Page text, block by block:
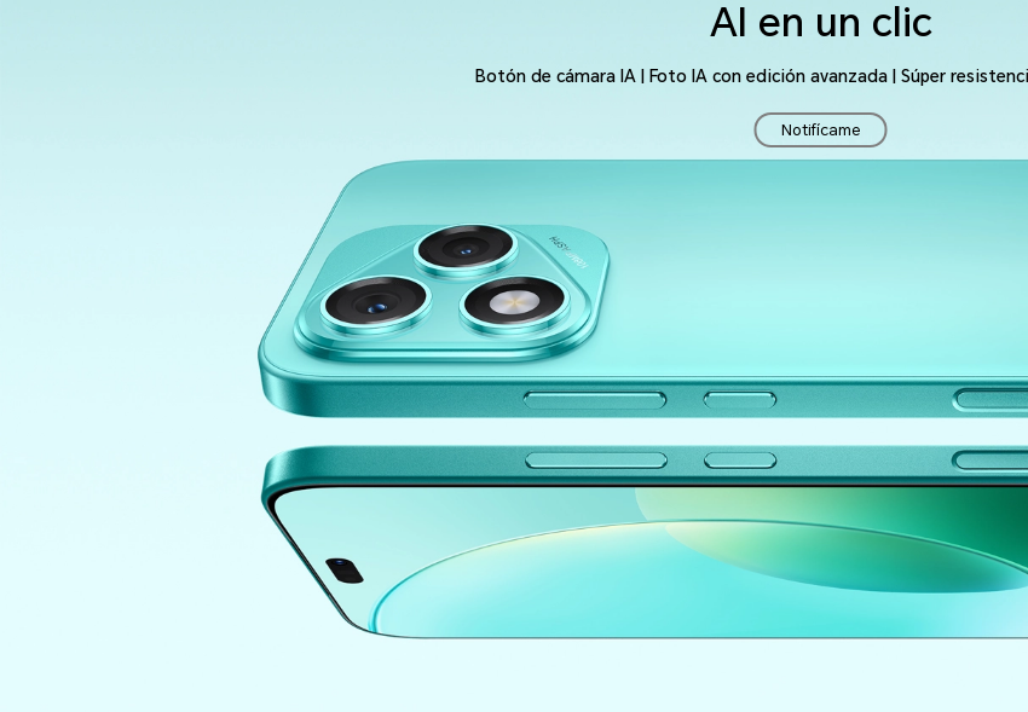
AI en un clic
Botón de cámara IA | Foto IA con edición avanzada | Súper
Notifícame